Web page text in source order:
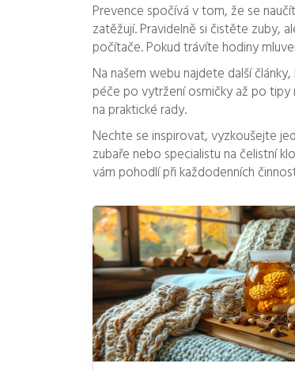
Prevence spočívá v tom, že se
zatěžují. Pravidelně si čistěte zuby,
počítače. Pokud trávíte hodiny
Na našem webu najdete další
péče po vytržení osmičky až po tipy
na praktické rady.
Nechte se inspirovat, vyzkoušejte
zubaře nebo specialistu na čelistní
vám pohodlí při každodenních